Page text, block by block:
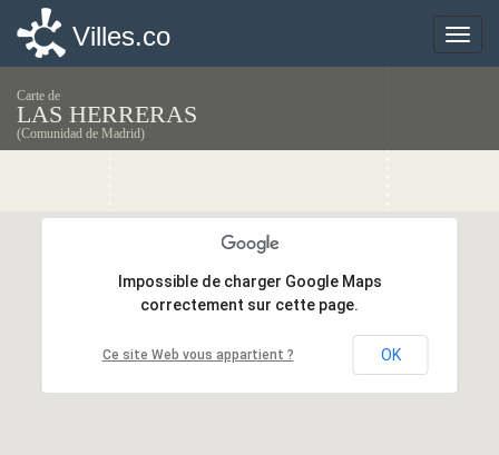
Toggle
Villes.co
Carte de
LAS HERRERAS
(Comunidad de Madrid)
Impossible de charger Google Maps
correctement sur cette page.
Ce site Web vous appartient ? OK
Impossible de charger Google Maps
correctement sur cette page.
Ce site Web vous appartient ? OK
Toggle
Villes.co